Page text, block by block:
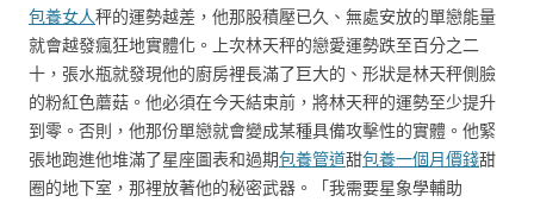
包養女人秤的運勢越差，他那股積壓已久、無處安放的單戀能量
就會越發瘋狂地實體化。上次林天秤的戀愛運勢跌至百分之二
十，張水瓶就發現他的廚房裡長滿了巨大的、形狀是林天秤側臉
的粉紅色蘑菇。他必須在今天結束前，將林天秤的運勢至少提升
到零。否則，他那份單戀就會變成某種具備攻擊性的實體。他緊
張地跑進他堆滿了星座圖表和過期包養管道甜包養一個月價錢甜
圈的地下室，那裡放著他的秘密武器。「我需要星象學輔助